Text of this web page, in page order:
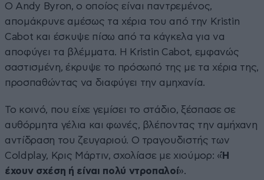
Ο Andy Byron, ο οποίος είναι παντρεμένος,
απομάκρυνε αμέσως τα χέρια του από την Kristin
Cabot και έσκυψε πίσω από τα κάγκελα για να
αποφύγει τα βλέμματα. Η Kristin Cabot, εμφανώς
σαστισμένη, έκρυψε το πρόσωπό της με τα χέρια της,
προσπαθώντας να διαφύγει την αμηχανία.
Το κοινό, που είχε γεμίσει το στάδιο, ξέσπασε σε
αυθόρμητα γέλια και φωνές, βλέποντας την αμήχανη
αντίδραση του ζευγαριού. Ο τραγουδιστής των
Coldplay, Κρις Μάρτιν, σχολίασε με χιούμορ: «Ή
έχουν σχέση ή είναι πολύ ντροπαλοί».